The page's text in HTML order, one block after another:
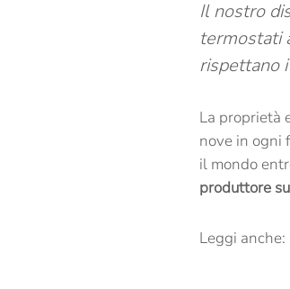
Il nostro
termostati
rispettano
La proprietà
nove in ogni
il mondo
produttore
Leggi anche: